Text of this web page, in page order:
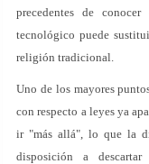
precedentes de
tecnológico puede
religión tradicional.
Uno de los mayores
con respecto a leyes ya
ir "más allá", lo que la
disposición a